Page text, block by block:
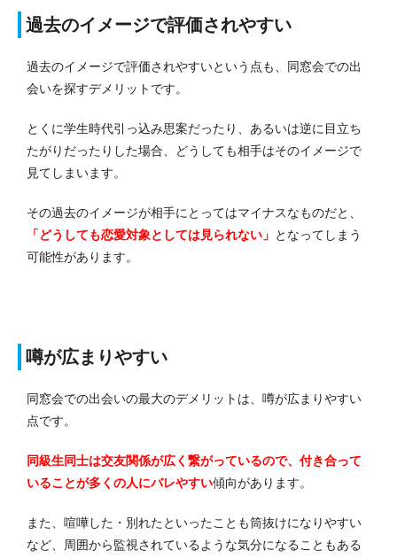
過去のイメージで評価されやすい
過去のイメージで評価されやすいという点も、同窓会での出
会いを探すデメリットです。
とくに学生時代引っ込み思案だったり、あるいは逆に目立ち
たがりだったりした場合、どうしても相手はそのイメージで
見てしまいます。
その過去のイメージが相手にとってはマイナスなものだと、
「どうしても恋愛対象としては見られない」 となってしまう
可能性があります。
噂が広まりやすい
同窓会での出会いの最大のデメリットは、噂が広まりやすい
点です。
同級生同士は交友関係が広く繋がっているので、付き合って
いることが多くの人にバレやすい傾向があります。
また、喧嘩した・別れたといったことも筒抜けになりやすい
など、周囲から監視されているような気分になることもある